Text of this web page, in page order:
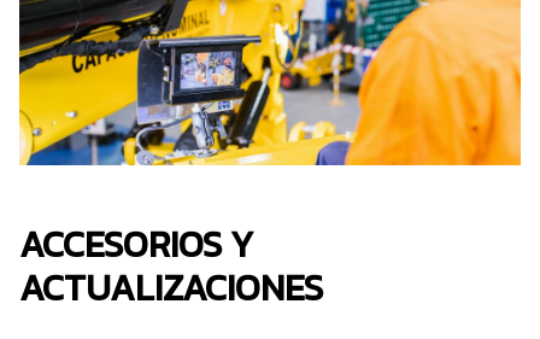
ACCESORIOS Y
ACTUALIZACIONES